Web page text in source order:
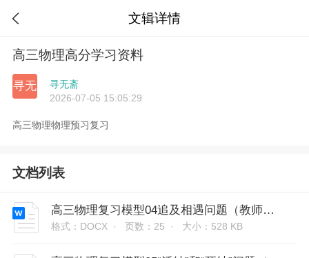
 文辑详情
高三物理高分学习资料
寻无
寻无斋
2026-07-05 15:05:29
高三物理物理预习复习
文档列表
高三物理复习模型04追及相遇问题（教师版含解析）
格式：DOCX · 页数：25 · 大小：528 KB